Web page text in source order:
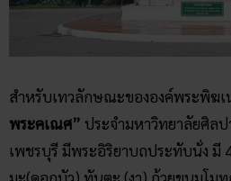
เทศน์ธรรม ประติมากรอาวุโส ผู้เป็
อาจารย์ศิลป์ พีระศรี
วิธีเดินทาง บูชาพระพิฆเนศ:
สามา
จากกรุงเทพฯ สามารถเดินทางได้ 2 เ
เส้นทางแรก (เส้นพระราม